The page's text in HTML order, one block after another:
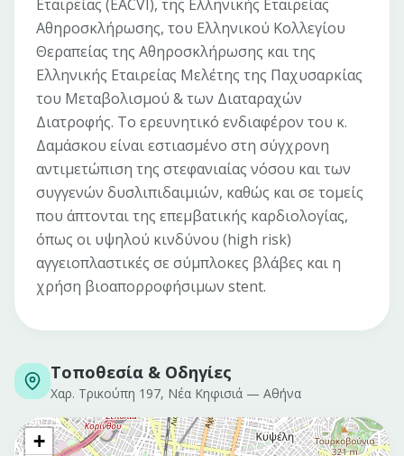
Εταιρείας (EACVI), της Ελληνικής Εταιρείας
Αθηροσκλήρωσης, του Ελληνικού Κολλεγίου
Θεραπείας της Αθηροσκλήρωσης και της
Ελληνικής Εταιρείας Μελέτης της Παχυσαρκίας
του Μεταβολισμού & των Διαταραχών
Διατροφής. Το ερευνητικό ενδιαφέρον του κ.
Δαμάσκου είναι εστιασμένο στη σύγχρονη
αντιμετώπιση της στεφανιαίας νόσου και των
συγγενών δυσλιπιδαιμιών, καθώς και σε τομείς
που άπτονται της επεμβατικής καρδιολογίας,
όπως οι υψηλού κινδύνου (high risk)
αγγειοπλαστικές σε σύμπλοκες βλάβες και η
χρήση βιοαπορροφήσιμων stent.
Τοποθεσία & Οδηγίες
Χαρ. Τρικούπη 197, Νέα Κηφισιά — Αθήνα
+